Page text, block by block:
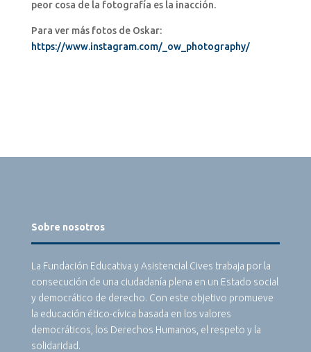
peor cosa de la fotografía es la inacción.
Para ver más fotos de Oskar:
https://www.instagram.com/_ow_photography/
Sobre nosotros
La Fundación Educativa y Asistencial Cives trabaja por la
consecución de una ciudadanía plena en un Estado social
y democrático de derecho. Con este objetivo promueve
la educación ético-cívica basada en los valores
democráticos, los Derechos Humanos, el respeto y la
solidaridad.